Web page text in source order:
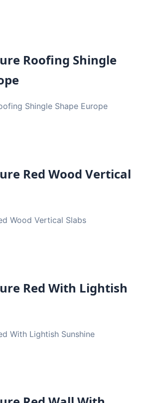
Roofing Shingle
Shingle Shape Europe
Red Wood Vertical
Wood Vertical Slabs
Red With Lightish
With Lightish Sunshine